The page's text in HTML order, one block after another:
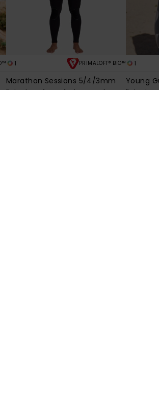
1 PRIMALOFT® BIO™
Marathon Sessions 5/4/3mm
Fato de surf com fecho no peito
1
Young
Fato de
Fato de